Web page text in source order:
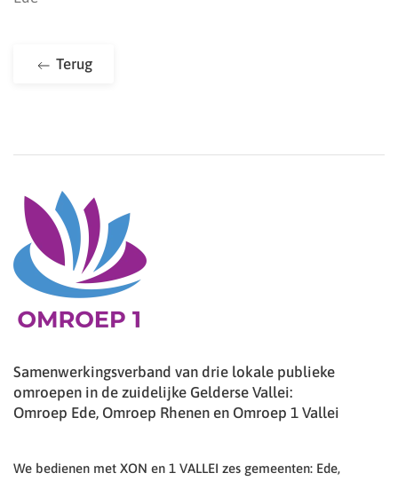
Terug
Samenwerkingsverband van drie lokale publieke
omroepen in de zuidelijke Gelderse Vallei:
Omroep Ede, Omroep Rhenen en Omroep 1 Vallei
We bedienen met XON en 1 VALLEI zes gemeenten: Ede,